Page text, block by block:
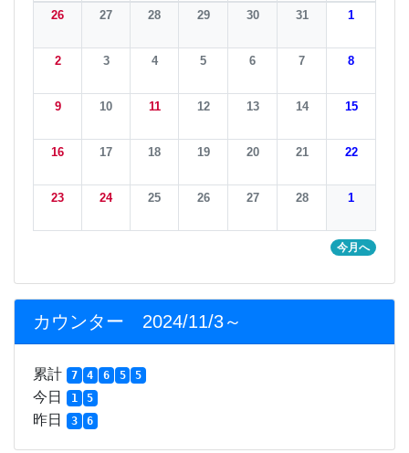
26
27 28 29 30 31 1
2 3 4 5 6 7 8
9 10 11 12 13 14 15
16 17 18 19 20 21 22
23 24 25 26 27 28 1
今月へ
カウンター 2024/11/3～
累計 7 4 6 5 5
今日 1 5
昨日 3 6